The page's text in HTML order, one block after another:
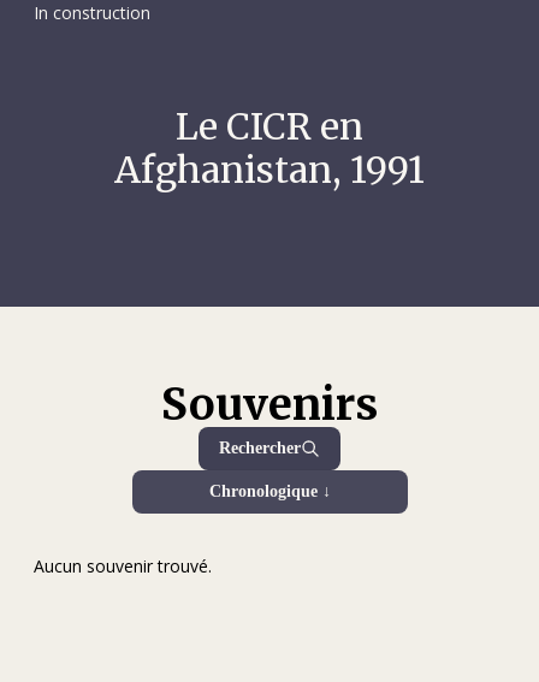
In construction
Le CICR en
Afghanistan, 1991
Souvenirs
Rechercher
Chronologique ↓
Aucun souvenir trouvé.